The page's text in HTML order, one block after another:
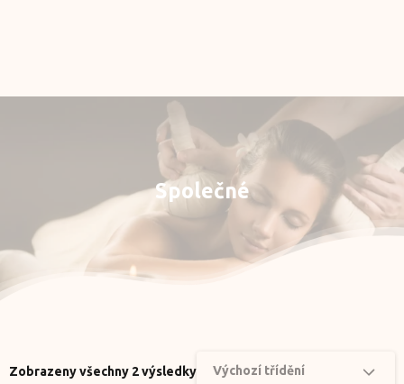
Společné
Zobrazeny všechny 2 výsledky Výchozí třídění